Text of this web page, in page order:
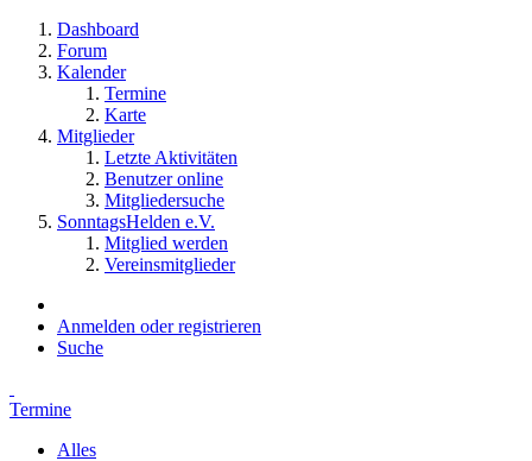
Dashboard
Forum
Kalender
Termine
Karte
Mitglieder
Letzte Aktivitäten
Benutzer online
Mitgliedersuche
SonntagsHelden e.V.
Mitglied werden
Vereinsmitglieder
Anmelden oder registrieren
Suche
Termine
Alles